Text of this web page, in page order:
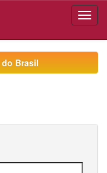
Brasil